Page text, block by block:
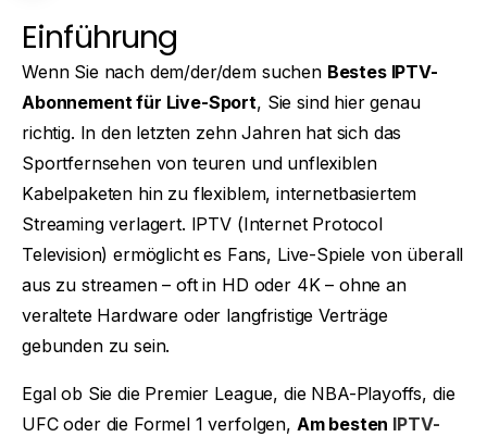
Einführung
Wenn Sie nach dem/der/dem suchen Bestes IPTV-
Abonnement für Live-Sport, Sie sind hier genau
richtig. In den letzten zehn Jahren hat sich das
Sportfernsehen von teuren und unflexiblen
Kabelpaketen hin zu flexiblem, internetbasiertem
Streaming verlagert. IPTV (Internet Protocol
Television) ermöglicht es Fans, Live-Spiele von überall
aus zu streamen – oft in HD oder 4K – ohne an
veraltete Hardware oder langfristige Verträge
gebunden zu sein.
Egal ob Sie die Premier League, die NBA-Playoffs, die
UFC oder die Formel 1 verfolgen, Am besten IPTV-